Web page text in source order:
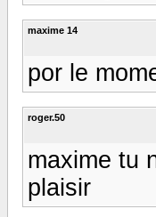
maxime 14
por le
roger.50
maxime tu
plaisir